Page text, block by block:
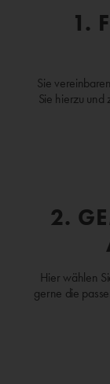
1.
Sie
Sie hierzu und
2.
Hier wählen
gerne die